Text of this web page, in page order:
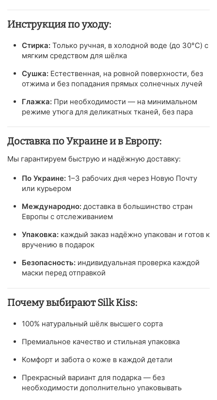
Инструкция по уходу:
Стирка: Только ручная, в холодной воде (до 30°C) с
мягким средством для шёлка
Сушка: Естественная, на ровной поверхности, без
отжима и без попадания прямых солнечных лучей
Глажка: При необходимости — на минимальном
режиме утюга для деликатных тканей, без пара
Доставка по Украине и в Европу:
Мы гарантируем быструю и надёжную доставку:
По Украине: 1–3 рабочих дня через Новую Почту
или курьером
Международно: доставка в большинство стран
Европы с отслеживанием
Упаковка: каждый заказ надёжно упакован и готов к
вручению в подарок
Безопасность: индивидуальная проверка каждой
маски перед отправкой
Почему выбирают Silk Kiss:
100% натуральный шёлк высшего сорта
Премиальное качество и стильная упаковка
Комфорт и забота о коже в каждой детали
Прекрасный вариант для подарка — без
необходимости дополнительно упаковывать